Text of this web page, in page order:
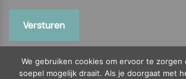
We gebruiken cookies om ervoor te zorgen
soepel mogelijk draait. Als je doorgaat met